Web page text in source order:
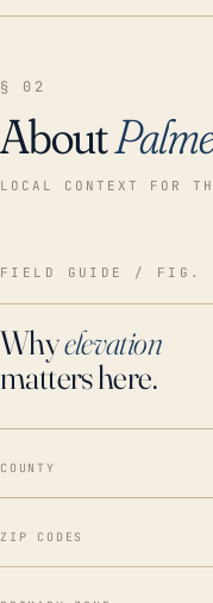
§ 02
About
LOCAL CONTEXT FOR
FIELD GUIDE / FIG.
Whyelevation
matters here.
COUNTY
ZIP CODES